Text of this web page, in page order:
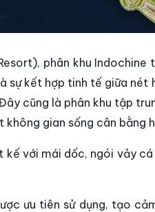
phân khu Indochine
sự kết hợp tinh tế giữa nét
cũng là phân khu tập
gian sống cân bằng
với mái dốc, ngói vảy
ưu tiên sử dụng, tạo